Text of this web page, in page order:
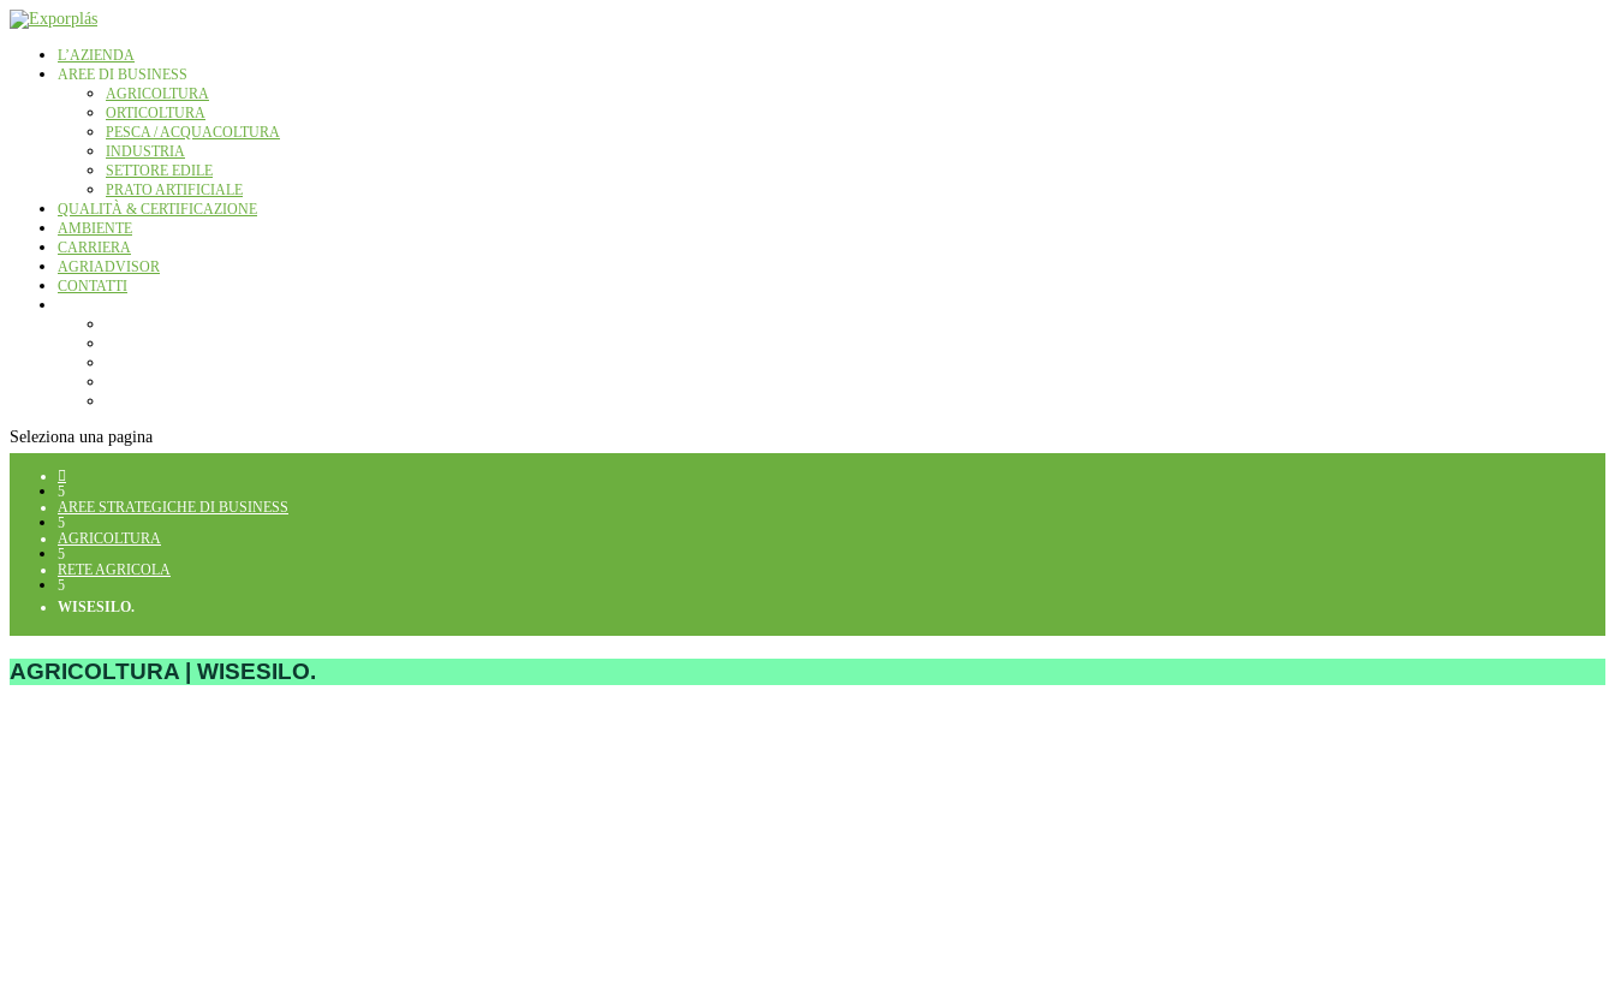
L’AZIENDA
AREE DI BUSINESS
AGRICOLTURA
ORTICOLTURA
PESCA / ACQUACOLTURA
INDUSTRIA
SETTORE EDILE
PRATO ARTIFICIALE
QUALITÀ & CERTIFICAZIONE
AMBIENTE
CARRIERA
AGRIADVISOR
CONTATTI
Seleziona una pagina

5
AREE STRATEGICHE DI BUSINESS
5
AGRICOLTURA
5
RETE AGRICOLA
5
WISESILO.
AGRICOLTURA | WISESILO.